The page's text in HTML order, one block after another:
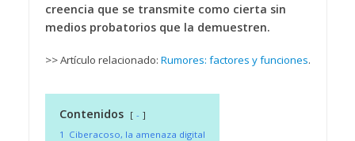
creencia que se transmite como cierta sin
medios probatorios que la demuestren.
>> Artículo relacionado: Rumores: factores y funciones.
Contenidos
-
1 Ciberacoso, la amenaza digital